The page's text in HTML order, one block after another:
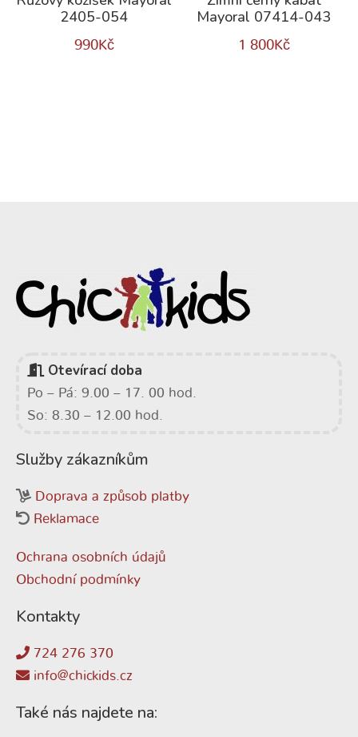
2405-054
990Kč
Mayoral 07414-043
1 800Kč
Otevírací doba
Po – Pá: 9.00 – 17. 00 hod.
So: 8.30 – 12.00 hod.
Služby zákazníkům
Doprava a způsob platby
Reklamace
Ochrana osobních údajů
Obchodní podmínky
Kontakty
724 276 370
info@chickids.cz
Také nás najdete na: